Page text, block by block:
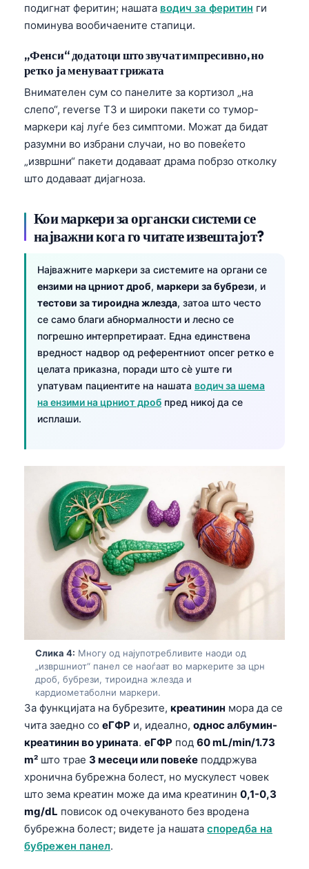
подигнат феритин; нашата водич за феритин ги
поминува вообичаените стапици.
„Фенси“ додатоци што звучат импресивно, но
ретко ја менуваат грижата
Внимателен сум со панелите за кортизол „на
слепо“, reverse T3 и широки пакети со тумор-
маркери кај луѓе без симптоми. Можат да бидат
разумни во избрани случаи, но во повеќето
„извршни“ пакети додаваат драма побрзо отколку
што додаваат дијагноза.
Кои маркери за органски системи се
најважни кога го читате извештајот?
Најважните маркери за системите на органи се
ензими на црниот дроб, маркери за бубрези, и
тестови за тироидна жлезда, затоа што често
се само благи абнормалности и лесно се
погрешно интерпретираат. Една единствена
вредност надвор од референтниот опсег ретко е
целата приказна, поради што сè уште ги
упатувам пациентите на нашата водич за шема
на ензими на црниот дроб пред никој да се
исплаши.
Слика 4: Многу од најупотребливите наоди од
„извршниот“ панел се наоѓаат во маркерите за црн
дроб, бубрези, тироидна жлезда и
кардиометаболни маркери.
За функцијата на бубрезите, креатинин мора да се
чита заедно со еГФР и, идеално, однос албумин-
креатинин во урината. еГФР под 60 mL/min/1.73
m² што трае 3 месеци или повеќе поддржува
хронична бубрежна болест, но мускулест човек
што зема креатин може да има креатинин 0,1-0,3
mg/dL повисок од очекуваното без вродена
бубрежна болест; видете ја нашата споредба на
бубрежен панел.